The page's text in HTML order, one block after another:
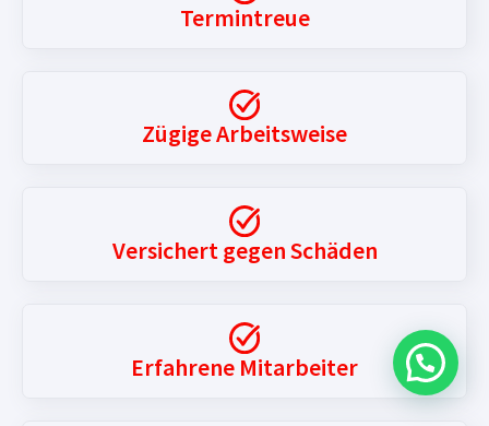
Termintreue
Zügige Arbeitsweise
Versichert gegen Schäden
Erfahrene Mitarbeiter
Bereit, Ihren Kram zu verpacken?